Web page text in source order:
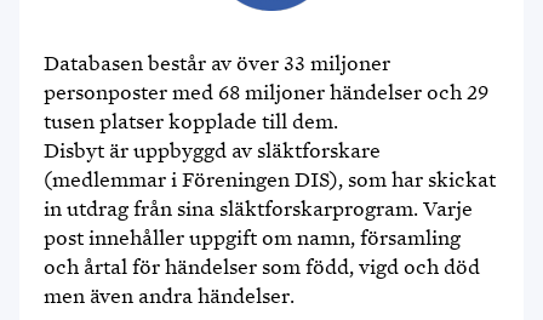
Databasen består av över 33 miljoner
personposter med 68 miljoner händelser och 29
tusen platser kopplade till dem.
Disbyt är uppbyggd av släktforskare
(medlemmar i Föreningen DIS), som har skickat
in utdrag från sina släktforskarprogram. Varje
post innehåller uppgift om namn, församling
och årtal för händelser som född, vigd och död
men även andra händelser.